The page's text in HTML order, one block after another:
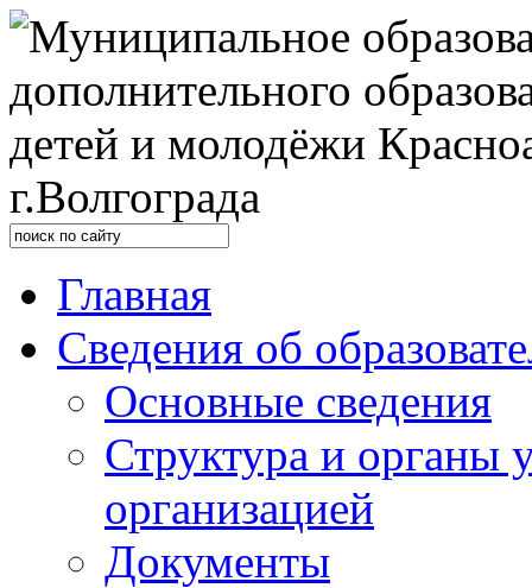
Главная
Сведения об
Основные сведения
Структура и органы
организацией
Документы